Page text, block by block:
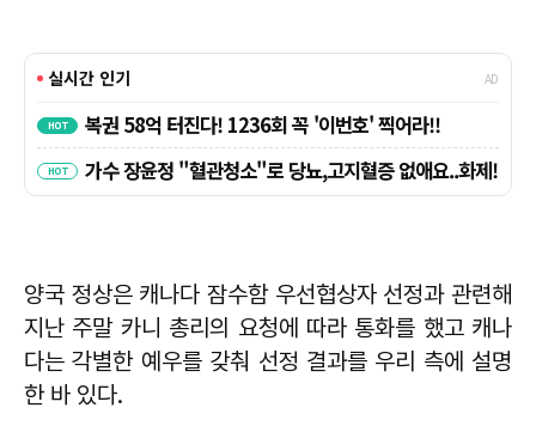
양국 정상은 캐나다 잠수함 우선협상자 선정과 관련해
지난 주말 카니 총리의 요청에 따라 통화를 했고 캐나
다는 각별한 예우를 갖춰 선정 결과를 우리 측에 설명
한 바 있다.